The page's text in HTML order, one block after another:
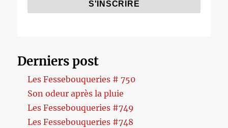
Derniers post
Les Fessebouqueries # 750
Son odeur après la pluie
Les Fessebouqueries #749
Les Fessebouqueries #748